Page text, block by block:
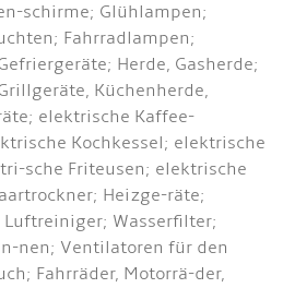
schirme; Glühlampen;
Fahrradlampen;
Herde, Gasherde;
Küchenherde,
elektrische Kaffee-
Kochkessel; elektrische
sche Friteusen; elektrische
Heizge-räte;
Wasserfilter;
nen; Ventilatoren für den
Fahrräder, Motorrä-der,